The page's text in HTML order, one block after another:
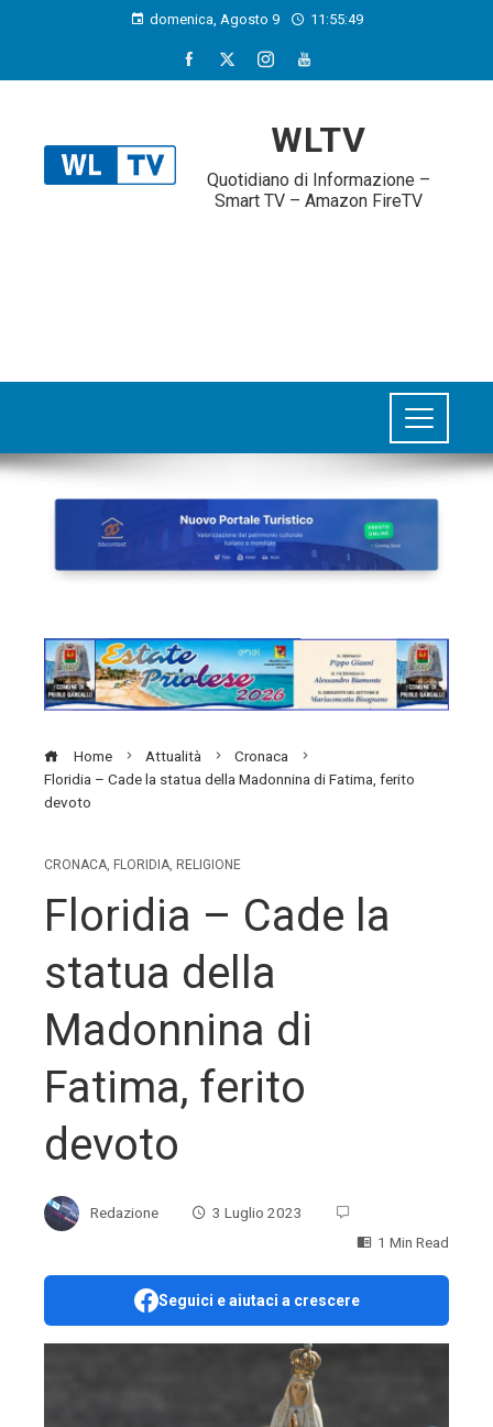
domenica, Agosto 9 11:55:50
WLTV
Quotidiano di Informazione –
Smart TV – Amazon FireTV
Home Attualità
Cronaca
Floridia – Cade la statua della Madonnina di Fatima, ferito
devoto
CRONACA, FLORIDIA, RELIGIONE
Floridia – Cade la
statua della
Madonnina di
Fatima, ferito
devoto
Redazione
3 Luglio 2023
1 Min Read
Seguici e aiutaci a crescere